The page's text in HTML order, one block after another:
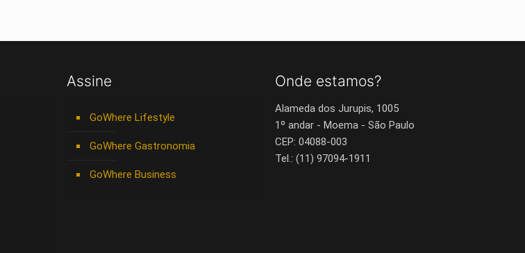
Assine
GoWhere Lifestyle
GoWhere Gastronomia
GoWhere Business
Onde estamos?
Alameda dos Jurupis, 1005
1º andar - Moema - São Paulo
CEP: 04088-003
Tel.: (11) 97094-1911